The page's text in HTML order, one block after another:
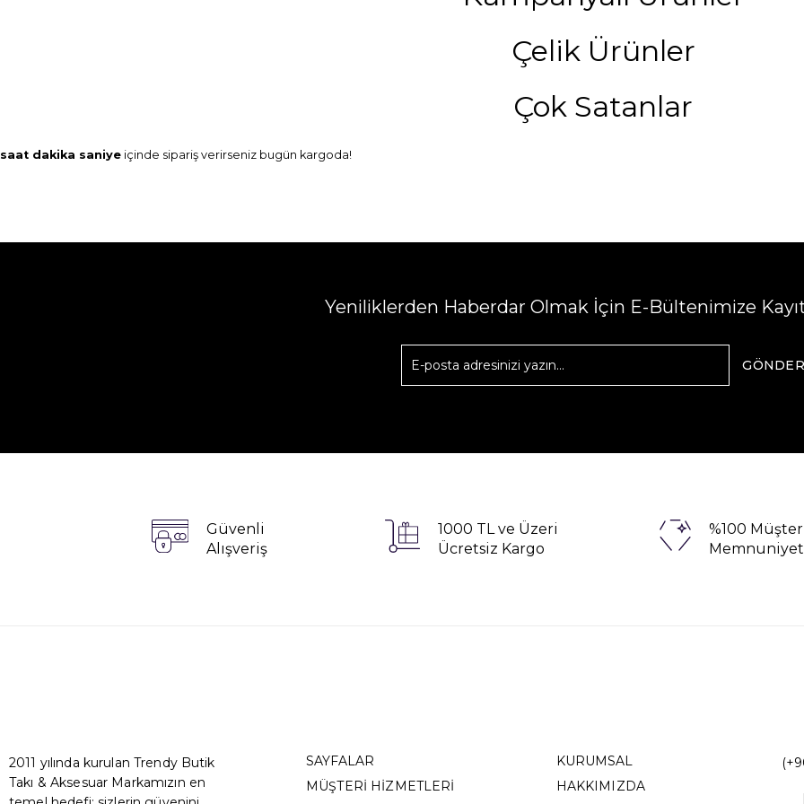
Çelik Ürünler
Çok Satanlar
saat dakika saniye içinde sipariş verirseniz bugün kargoda!
Yeniliklerden Haberdar Olmak İçin E-Bültenimize
GÖNDER
Güvenli
Alışveriş
1000 TL ve Üzeri
Ücretsiz Kargo
%100
2011 yılında kurulan Trendy Butik
Takı & Aksesuar Markamızın en
SAYFALAR
MÜŞTERİ HİZMETLERİ
KURUMSAL
HAKKIMIZDA